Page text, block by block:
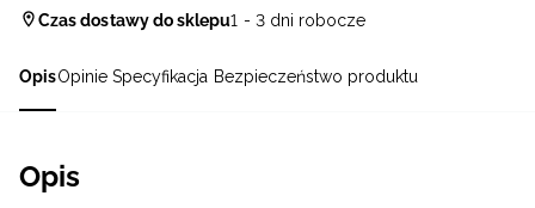
OpisOpinie Specyfikacja Bezpieczeństwo produktu
Opis
Czas dostawy do sklepu1 - 3 dni robocze